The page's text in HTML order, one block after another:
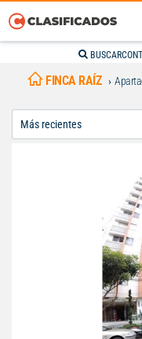
BUSCAR
FINCA RAÍZ